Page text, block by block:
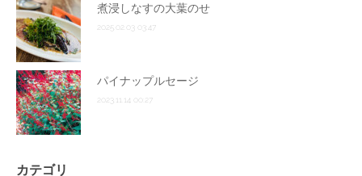
煮浸しなすの大葉のせ
2025.02.03 03:47
パイナップルセージ
2023.11.14 00:27
カテゴリ